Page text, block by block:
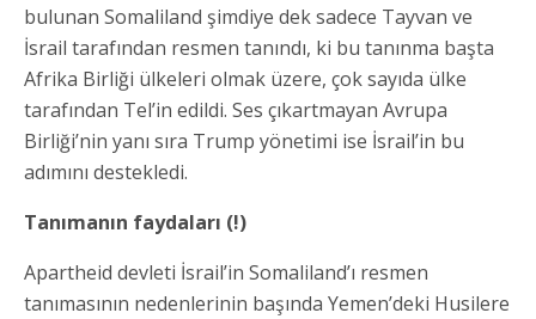
bulunan Somaliland şimdiye dek sadece Tayvan ve
İsrail tarafından resmen tanındı, ki bu tanınma başta
Afrika Birliği ülkeleri olmak üzere, çok sayıda ülke
tarafından Tel’in edildi. Ses çıkartmayan Avrupa
Birliği’nin yanı sıra Trump yönetimi ise İsrail’in bu
adımını destekledi.
Tanımanın faydaları (!)
Apartheid devleti İsrail’in Somaliland’ı resmen
tanımasının nedenlerinin başında Yemen’deki Husilere